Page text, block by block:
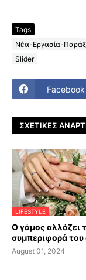
Tags
Νέα-Εργασία-
Slider
Facebook
ΣΧΕΤΙΚΈΣ
LIFESTYLE
Ο γάμος αλλάζει
συμπεριφορά του
August 01, 2024